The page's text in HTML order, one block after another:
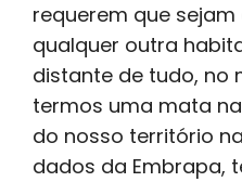
requerem que
qualquer outra
distante de tudo, no
termos uma mata
do nosso território
dados da Embrapa,